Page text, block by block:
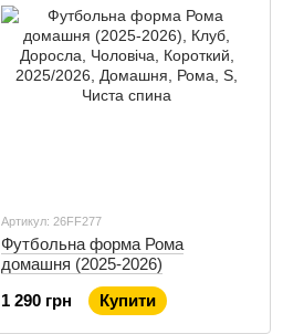
Артикул: 26FF277
Футбольна форма Рома
домашня (2025-2026)
1 290 грн
Купити